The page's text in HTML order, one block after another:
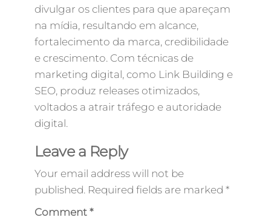
divulgar os clientes para que apareçam
na mídia, resultando em alcance,
fortalecimento da marca, credibilidade
e crescimento. Com técnicas de
marketing digital, como Link Building e
SEO, produz releases otimizados,
voltados a atrair tráfego e autoridade
digital.
Leave a Reply
Your email address will not be
published. Required fields are marked *
Comment *